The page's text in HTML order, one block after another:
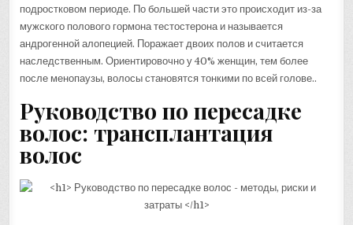
подростковом периоде. По большей части это происходит из-за
мужского полового гормона тестостерона и называется
андрогенной алопецией. Поражает двоих полов и считается
наследственным. Ориентировочно у 40% женщин, тем более
после менопаузы, волосы становятся тонкими по всей голове..
Руководство по пересадке
волос: трансплантация
волос